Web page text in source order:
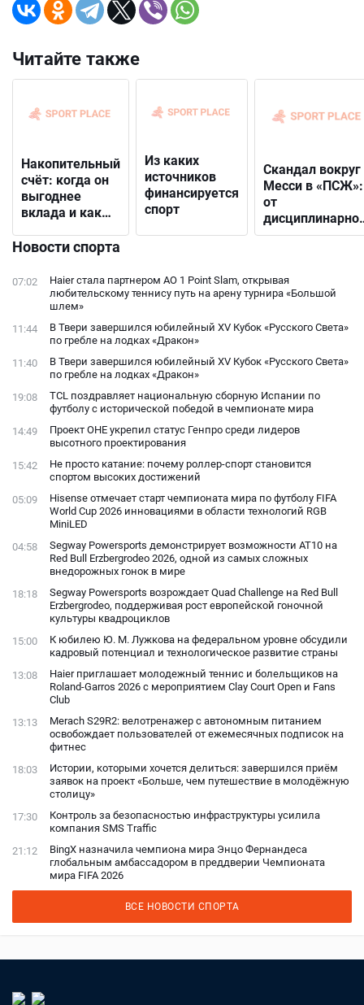
Читайте также
Накопительный
счёт: когда он
выгоднее
вклада и как
подходящий
Из каких
источников
финансируется
спорт
Скандал вокруг
Месси в «ПСЖ»:
от
решения до
фанатами
Новости спорта
07:02
Haier стала партнером AO 1 Point Slam, открывая
любительскому теннису путь на арену турнира «Большой
шлем»
11:44
В Твери завершился юбилейный XV Кубок «Русского Света»
по гребле на лодках «Дракон»
11:40
В Твери завершился юбилейный XV Кубок «Русского Света»
по гребле на лодках «Дракон»
19:08
TCL поздравляет национальную сборную Испании по
футболу с исторической победой в чемпионате мира
14:49
Проект ОНЕ укрепил статус Генпро среди лидеров
высотного проектирования
15:42
Не просто катание: почему роллер-спорт становится
спортом высоких достижений
05:09
Hisense отмечает старт чемпионата мира по футболу FIFA
World Cup 2026 инновациями в области технологий RGB
MiniLED
04:58
Segway Powersports демонстрирует возможности AT10 на
Red Bull Erzbergrodeo 2026, одной из самых сложных
внедорожных гонок в мире
18:18
Segway Powersports возрождает Quad Challenge на Red Bull
Erzbergrodeo, поддерживая рост европейской гоночной
культуры квадроциклов
15:00
К юбилею Ю. М. Лужкова на федеральном уровне обсудили
кадровый потенциал и технологическое развитие страны
13:08
Haier приглашает молодежный теннис и болельщиков на
Roland-Garros 2026 с мероприятием Clay Court Open и Fans
Club
13:13
Merach S29R2: велотренажер с автономным питанием
освобождает пользователей от ежемесячных подписок на
фитнес
18:03
Истории, которыми хочется делиться: завершился приём
заявок на проект «Больше, чем путешествие в молодёжную
столицу»
17:30
Контроль за безопасностью инфраструктуры усилила
компания SMS Traffic
21:12
BingX назначила чемпиона мира Энцо Фернандеса
глобальным амбассадором в преддверии Чемпионата
мира FIFA 2026
ВСЕ НОВОСТИ СПОРТА